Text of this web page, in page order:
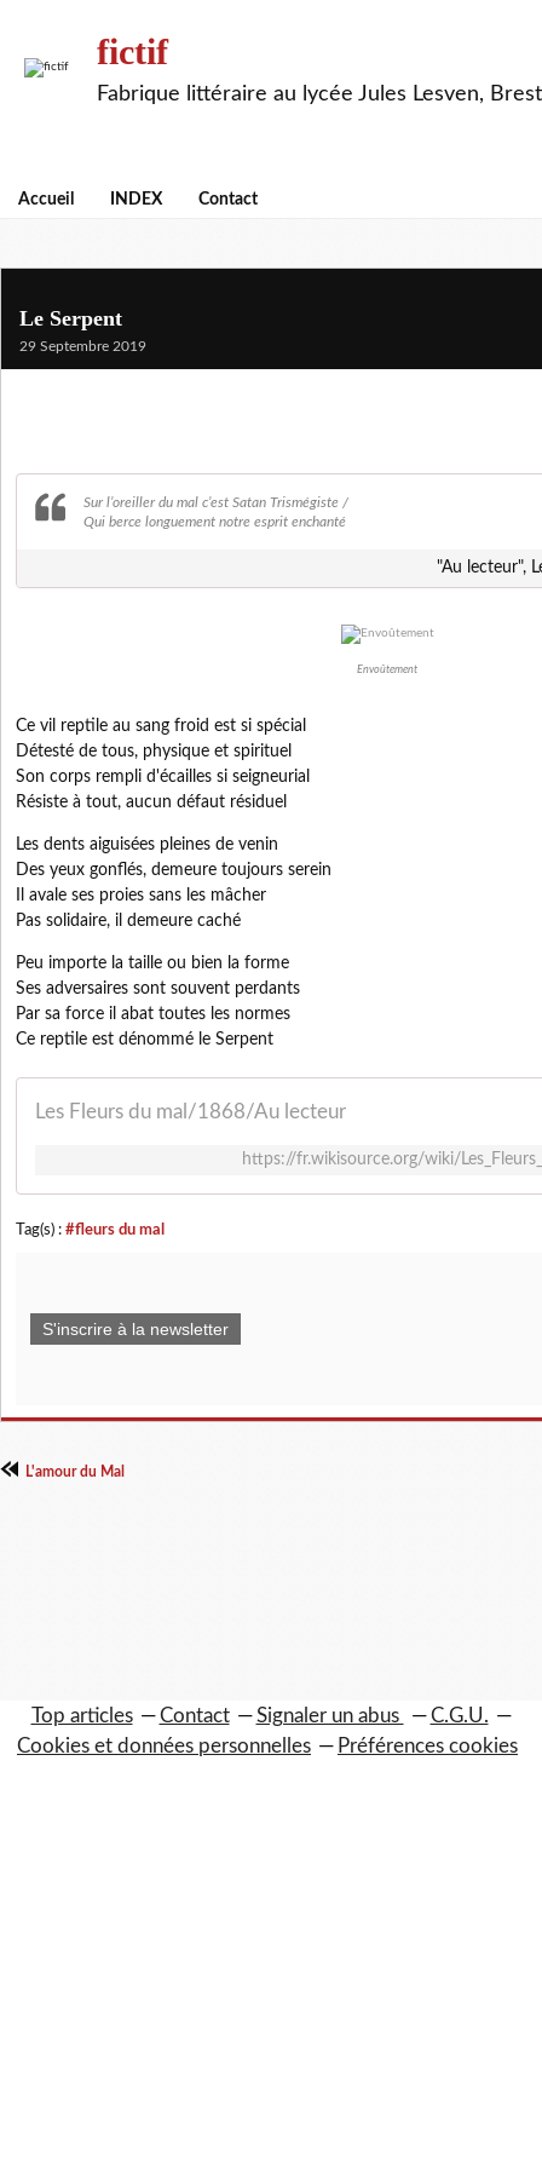
fictif
Fabrique littéraire au lycée Jules Lesven, Brest
Accueil INDEX Contact
Le Serpent
29 Septembre 2019
Sur l’oreiller du mal c’est Satan Trismégiste /
Qui berce longuement notre esprit enchanté
"Au lecteur",
Envoûtement
Ce vil reptile au sang froid est si spécial
Détesté de tous, physique et spirituel
Son corps rempli d'écailles si seigneurial
Résiste à tout, aucun défaut résiduel
Les dents aiguisées pleines de venin
Des yeux gonflés, demeure toujours serein
Il avale ses proies sans les mâcher
Pas solidaire, il demeure caché
Peu importe la taille ou bien la forme
Ses adversaires sont souvent perdants
Par sa force il abat toutes les normes
Ce reptile est dénommé le Serpent
Les Fleurs du mal/1868/Au lecteur
https://fr.wikisource.org/wiki/
Tag(s) : #fleurs du mal
S'inscrire à la newsletter
L'amour du Mal
Top articles Contact Signaler un abus
C.G.U.
Cookies et données personnelles
Préférences cookies